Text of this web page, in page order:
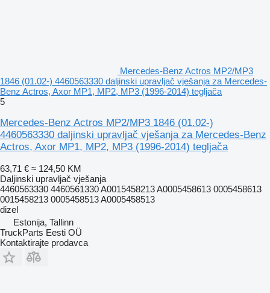
Mercedes-Benz Actros MP2/MP3
1846 (01.02-) 4460563330 daljinski upravljač vješanja za Mercedes-
Benz Actros, Axor MP1, MP2, MP3 (1996-2014) tegljača
5
Mercedes-Benz Actros MP2/MP3 1846 (01.02-)
4460563330 daljinski upravljač vješanja za Mercedes-Benz
Actros, Axor MP1, MP2, MP3 (1996-2014) tegljača
63,71 € ≈ 124,50 KM
Daljinski upravljač vješanja
4460563330 4460561330 A0015458213 A0005458613 0005458613
0015458213 0005458513 A0005458513
dizel
Estonija, Tallinn
TruckParts Eesti OÜ
Kontaktirajte prodavca